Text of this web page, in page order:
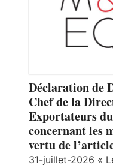
Déclaration de
Chef de la
Exportateurs
concernant les
vertu de
31-juillet-2026 «